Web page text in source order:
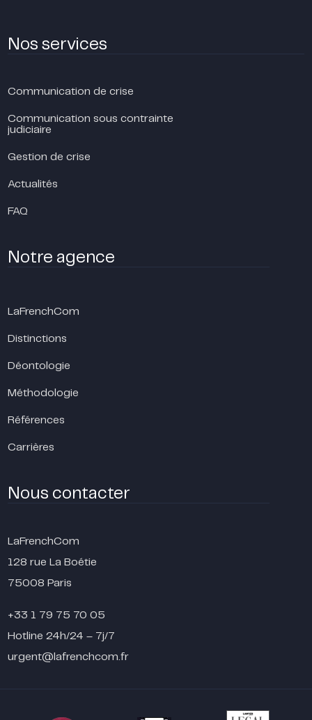
Nos services
Communication de crise
Communication sous contrainte
judiciaire
Gestion de crise
Actualités
FAQ
Notre agence
LaFrenchCom
Distinctions
Déontologie
Méthodologie
Références
Carrières
Nous contacter
LaFrenchCom
128 rue La Boétie
75008 Paris
+33 1 79 75 70 05
Hotline 24h/24 – 7j/7
urgent@lafrenchcom.fr